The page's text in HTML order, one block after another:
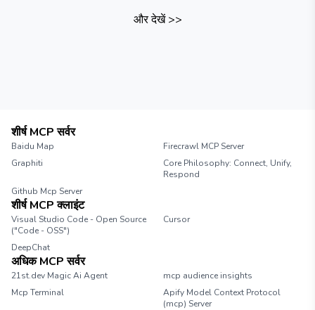
और देखें>>
शीर्ष MCP सर्वर
Baidu Map
Firecrawl MCP Server
Graphiti
Core Philosophy: Connect, Unify,
Respond
Github Mcp Server
शीर्ष MCP क्लाइंट
Visual Studio Code - Open Source
("Code - OSS")
Cursor
DeepChat
अधिक MCP सर्वर
21st.dev Magic Ai Agent
mcp audience insights
Mcp Terminal
Apify Model Context Protocol
(mcp) Server